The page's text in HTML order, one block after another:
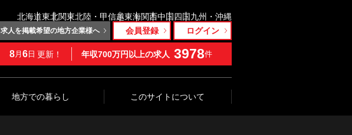
北海道東北関東北陸・甲信越東海関西中国四国九州・沖縄
求人を掲載希望の地方企業様へ 会員登録 ログイン
8月 6日 更新！ 年収700万円以上の求人 3978件
地方での暮らし このサイトについて